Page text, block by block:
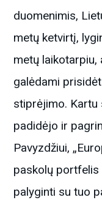
duomenimis,
metų ketvirtį,
metų laikotarpiu,
galėdami
stiprėjimo. Kartu
padidėjo ir
Pavyzdžiui,
paskolų
palyginti su tuo